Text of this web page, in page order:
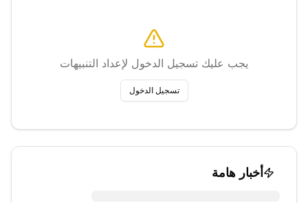
يجب عليك تسجيل الدخول لإعداد التنبيهات
تسجيل الدخول
أخبار هامة